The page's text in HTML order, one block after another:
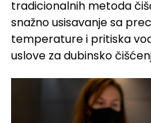
tradicionalnih metoda
snažno usisavanje sa
temperature i pritiska
uslove za dubinsko